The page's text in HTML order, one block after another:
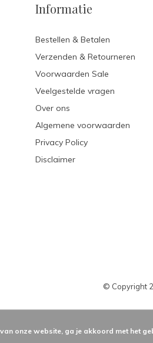
Informatie
Bestellen & Betalen
Verzenden & Retourneren
Voorwaarden Sale
Veelgestelde vragen
Over ons
Algemene voorwaarden
Privacy Policy
Disclaimer
© Copyright
onze website, ga je akkoord met het